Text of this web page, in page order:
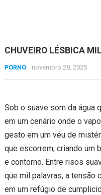
CHUVEIRO LÉSBICA
PORNO novembro 28, 2025
Sob o suave som da água
em um cenário onde o
gesto em um véu de
que escorrem, criando um
e contorno. Entre risos
que mil palavras, a tensão
em um refúgio de